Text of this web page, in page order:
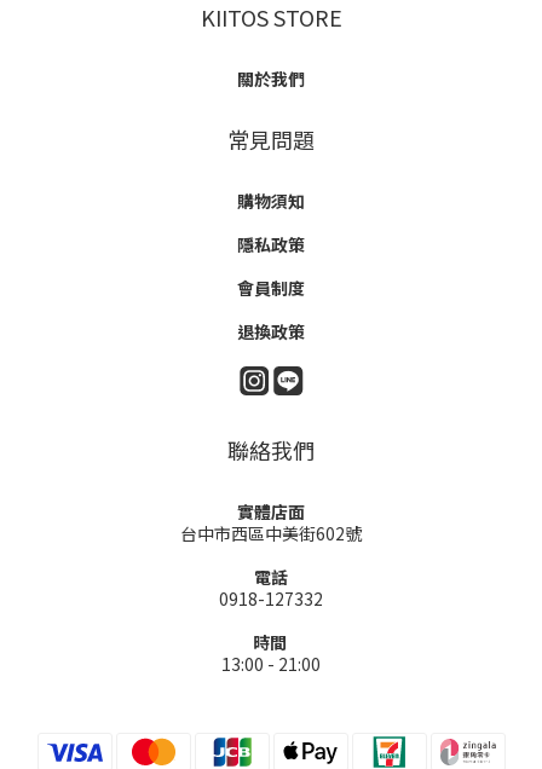
KIITOS STORE
關於我們
常見問題
購物須知
隱私政策
會員制度
退換政策
聯絡我們
實體店面
台中市西區中美街602號
電話
0918-127332
時間
13:00 - 21:00